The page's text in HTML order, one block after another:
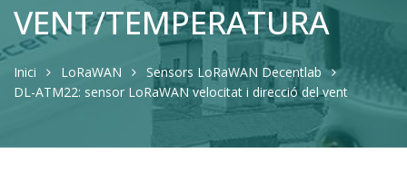
VENT/TEMPERATURA
Inici LoRaWAN
Sensors LoRaWAN Decentlab
DL-ATM22: sensor LoRaWAN velocitat i direcció del vent